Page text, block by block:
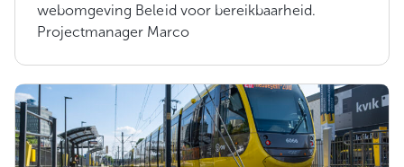
webomgeving Beleid voor bereikbaarheid.
Projectmanager Marco